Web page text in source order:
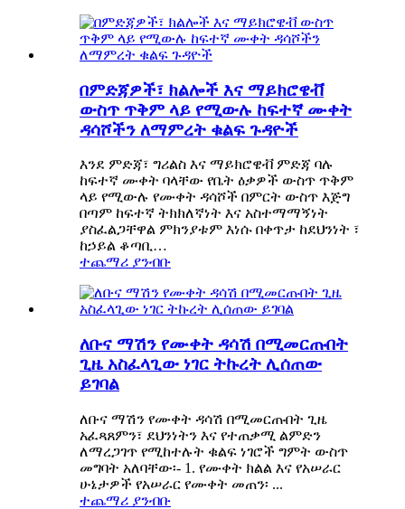
በምድጃዎች፣ ክልሎች እና ማይክሮዌቭ
ውስጥ ጥቅም ላይ የሚውሉ ከፍተኛ ሙቀት
ዳሳሾችን ለማምረት ቁልፍ ጉዳዮች
እንደ ምድጃ፣ ግሪልስ እና ማይክሮዌቭ ምድጃ ባሉ
ከፍተኛ ሙቀት ባላቸው የቤት ዕቃዎች ውስጥ ጥቅም
ላይ የሚውሉ የሙቀት ዳሳሾች በምርት ውስጥ እጅግ
በጣም ከፍተኛ ትክክለኛነት እና አስተማማኝነት
ያስፈልጋቸዋል ምክንያቱም እነሱ በቀጥታ ከደህንነት ፣
ከኃይል ቆጣቢ…
ተጨማሪ ያንብቡ
ለቡና ማሽን የሙቀት ዳሳሽ በሚመርጡበት
ጊዜ አስፈላጊው ነገር ትኩረት ሊሰጠው
ይገባል
ለቡና ማሽን የሙቀት ዳሳሽ በሚመርጡበት ጊዜ
አፈጻጸምን፣ ደህንነትን እና የተጠቃሚ ልምድን
ለማረጋገጥ የሚከተሉት ቁልፍ ነገሮች ግምት ውስጥ
መግባት አለባቸው፡- 1. የሙቀት ክልል እና የአሠራር
ሁኔታዎች የአሠራር የሙቀት መጠን፡ ...
ተጨማሪ ያንብቡ